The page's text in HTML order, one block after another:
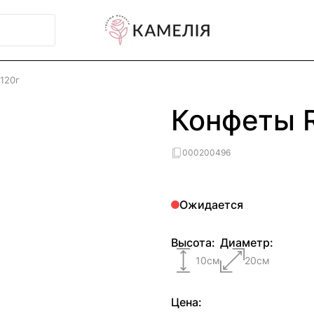
Конфеты
000200496
Ожидается
Высота:
10см
Диаметр:
20см
Цена: